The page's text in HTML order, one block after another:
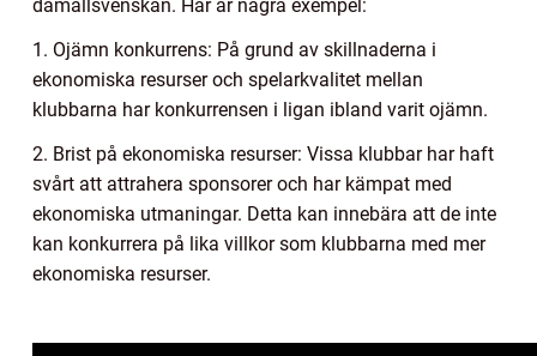
damallsvenskan. Här är några exempel:
1. Ojämn konkurrens: På grund av skillnaderna i
ekonomiska resurser och spelarkvalitet mellan
klubbarna har konkurrensen i ligan ibland varit ojämn.
2. Brist på ekonomiska resurser: Vissa klubbar har haft
svårt att attrahera sponsorer och har kämpat med
ekonomiska utmaningar. Detta kan innebära att de inte
kan konkurrera på lika villkor som klubbarna med mer
ekonomiska resurser.